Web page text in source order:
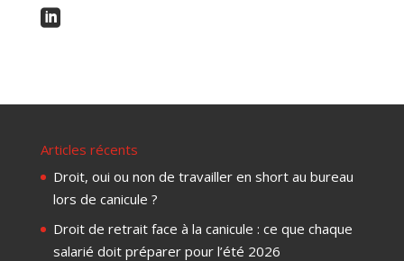

Articles récents
Droit, oui ou non de travailler en short au bureau
lors de canicule ?
Droit de retrait face à la canicule : ce que chaque
salarié doit préparer pour l’été 2026